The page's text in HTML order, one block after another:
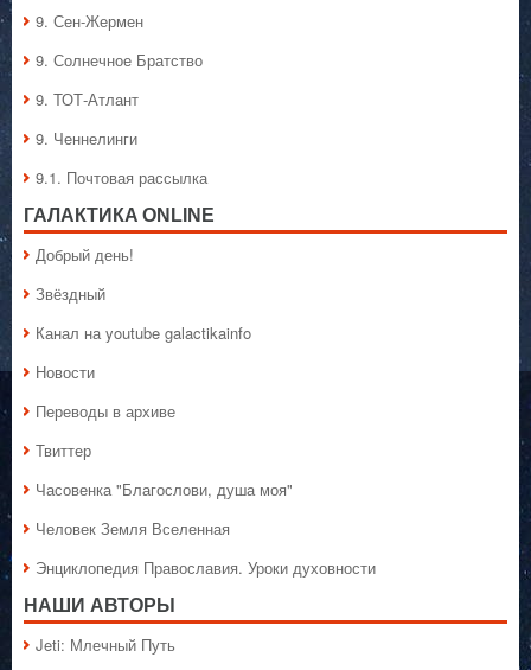
9. Сен-Жермен
9. Солнечное Братство
9. ТОТ-Атлант
9. Ченнелинги
9.1. Почтовая рассылка
ГАЛАКТИКA ONLINE
Добрый день!
Звёздный
Канал на youtube galactikainfo
Новости
Переводы в архиве
Твиттер
Часовенка "Благослови, душа моя"
Человек Земля Вселенная
Энциклопедия Православия. Уроки духовности
НАШИ АВТОРЫ
Jeti: Млечный Путь